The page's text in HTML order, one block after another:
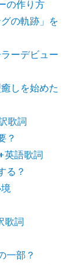
の作り方
の軌跡」を
ーデビュー
しを始めた
歌詞
？
語歌詞
る？
歌詞
一部？